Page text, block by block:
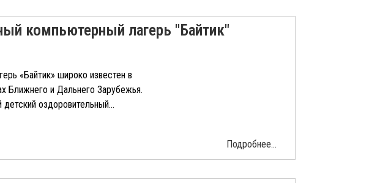
компьютерный лагерь "Байтик"
«Байтик» широко известен в
Ближнего и Дальнего Зарубежья.
оздоровительный...
Подробнее...